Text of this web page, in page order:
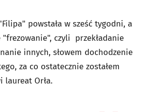
powstała w sześć tygodni, a
"frezowanie", czyli przekładanie
innych, słowem dochodzenie
za co ostatecznie zostałem
laureat Orła.